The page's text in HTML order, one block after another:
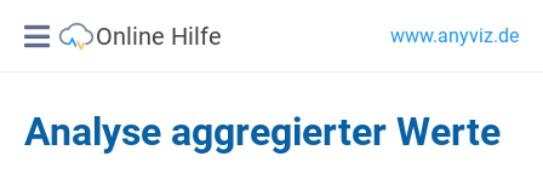
Online Hilfe www.anyviz.de
Analyse aggregierter Werte